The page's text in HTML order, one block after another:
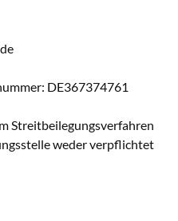
DE367374761
Streitbeilegungsverfahren
weder verpflichtet